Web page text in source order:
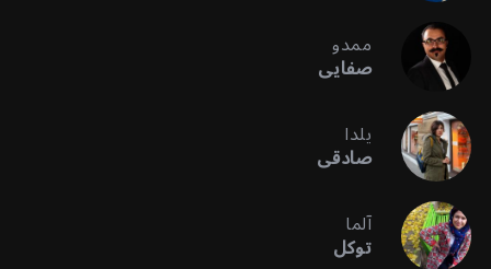
ممدو
صفایی
یلدا
صادقی
آلما
توکل